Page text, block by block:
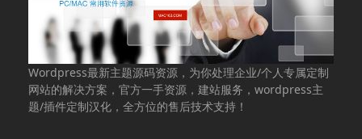
Wordpress最新主题源码资源，为你处理企业/个人专属定制
网站的解决方案，官方一手资源，建站服务，wordpress主
题/插件定制汉化，全方位的售后技术支持！